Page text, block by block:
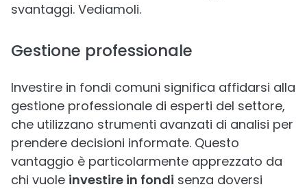
svantaggi. Vediamoli.
Gestione professionale
Investire in fondi comuni significa affidarsi alla
gestione professionale di esperti del settore,
che utilizzano strumenti avanzati di analisi per
prendere decisioni informate. Questo
vantaggio è particolarmente apprezzato da
chi vuole investire in fondi senza doversi